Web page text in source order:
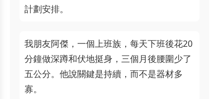
計劃安排。
我朋友阿傑，一個上班族，每天下班後花20
分鐘做深蹲和伏地挺身，三個月後腰圍少了
五公分。他說關鍵是持續，而不是器材多
寡。